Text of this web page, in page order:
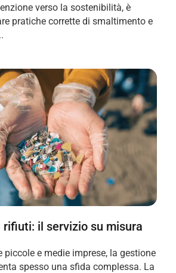
verso la sostenibilità, è
pratiche corrette di smaltimento e
il servizio su misura
piccole e medie imprese, la gestione
spesso una sfida complessa. La